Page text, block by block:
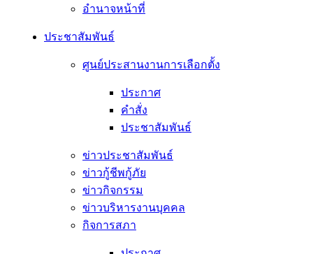
อํานาจหน้าที่
ประชาสัมพันธ์
ศูนย์ประสานงานการเลือกตั้ง
ประกาศ
คำสั่ง
ประชาสัมพันธ์
ข่าวประชาสัมพันธ์
ข่าวกู้ชีพกู้ภัย
ข่าวกิจกรรม
ข่าวบริหารงานบุคคล
กิจการสภา